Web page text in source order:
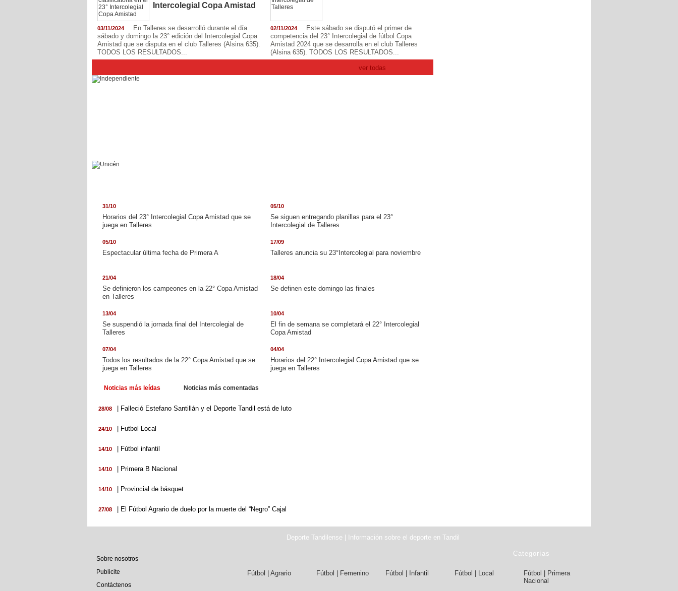
Intercolegial Copa Amistad
03/11/2024
En Talleres se desarrolló durante el día
sábado y domingo la 23° edición del Intercolegial Copa
Amistad que se disputa en el club Talleres (Alsina 635).
TODOS LOS RESULTADOS...
02/11/2024
Este sábado se disputó el primer de
competencia del 23° Intercolegial de fútbol Copa
Amistad 2024 que se desarrolla en el club Talleres
(Alsina 635). TODOS LOS RESULTADOS...
ver todas
Unicén
31/10
Horarios del 23° Intercolegial Copa Amistad que se
juega en Talleres
05/10
Se siguen entregando planillas para el 23°
Intercolegial de Talleres
05/10
Espectacular última fecha de Primera A
17/09
Talleres anuncia su 23°Intercolegial para noviembre
21/04
Se definieron los campeones en la 22° Copa Amistad
en Talleres
18/04
Se definen este domingo las finales
13/04
Se suspendió la jornada final del Intercolegial de
Talleres
10/04
El fin de semana se completará el 22° Intercolegial
Copa Amistad
07/04
Todos los resultados de la 22° Copa Amistad que se
juega en Talleres
04/04
Horarios del 22° Intercolegial Copa Amistad que se
juega en Talleres
Noticias más leídas Noticias más comentadas
28/08 | Falleció Estefano Santillán y el Deporte Tandil está de luto
24/10 | Futbol Local
14/10 | Fútbol infantil
14/10 | Primera B Nacional
14/10 | Provincial de básquet
27/08 | El Fútbol Agrario de duelo por la muerte del “Negro” Cajal
Deporte Tandilense | Información sobre el deporte en Tandil
Sobre nosotros
Publicite
Contáctenos
Categorías
Fútbol | Agrario Fútbol | Femenino Fútbol | Infantil Fútbol | Local
Fútbol | Primera
Nacional